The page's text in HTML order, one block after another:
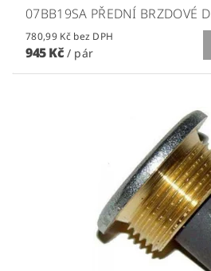
07BB19SA PŘEDNÍ BRZDOVÉ
780,99 Kč bez DPH
945 Kč / pár